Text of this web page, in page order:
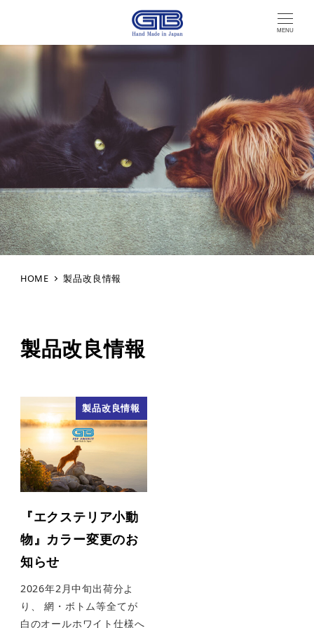
MENU
HOME 製品改良情報
製品改良情報
製品改良情報
『エクステリア小動
物』カラー変更のお
知らせ
2026年2月中旬出荷分よ
り、 網・ボトム等全てが
白のオールホワイト仕様へ